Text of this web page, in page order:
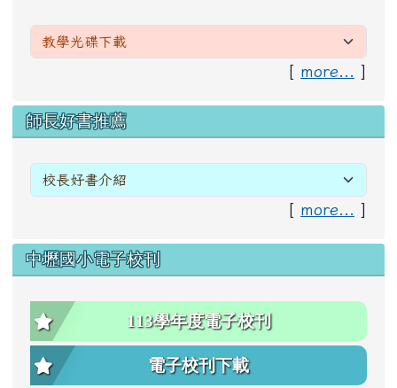
[ more... ]
右邊區域內容
師長好書推薦
[ more... ]
中壢國小電子校刊
113學年度電子校刊
電子校刊下載